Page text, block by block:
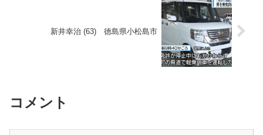
新井幸治 (63) 徳島県小松島市
コメント